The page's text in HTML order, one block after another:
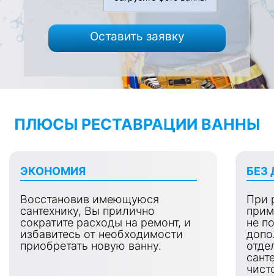
Оставить заявку
ПЛЮСЫ РЕСТАВРАЦИИ ВАННЫ
ЭКОНОМИЯ
Восстановив имеющуюся
сантехнику, Вы прилично
сократите расходы на ремонт, и
избавитесь от необходимости
приобретать новую ванну.
БЕЗ
При
не